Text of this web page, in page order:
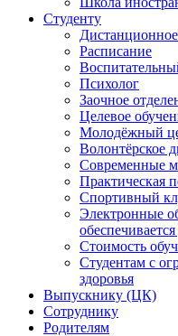
Студенту
Расписание
Психолог
Заочное
Целевое
Молодёжный
Волонтёрское
Современные
Практическая
Спортивный
Электронные
Стоимость
Студентам с
здоровья
Выпускнику (ЦК)
Сотруднику
Родителям